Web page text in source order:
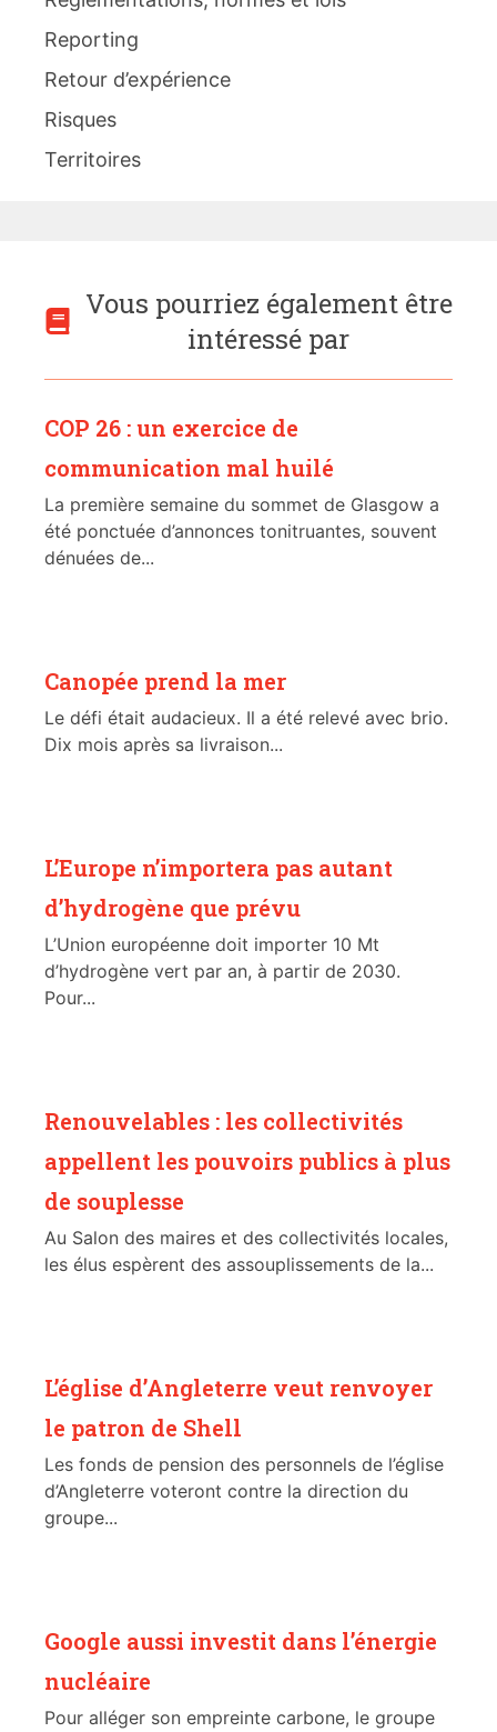
Reporting
Retour d’expérience
Risques
Territoires
Vous pourriez également être
intéressé par
COP 26 : un exercice de
communication mal huilé
La première semaine du sommet de Glasgow a
été ponctuée d’annonces tonitruantes, souvent
dénuées de...
Canopée prend la mer
Le défi était audacieux. Il a été relevé avec brio.
Dix mois après sa livraison...
L’Europe n’importera pas autant
d’hydrogène que prévu
L’Union européenne doit importer 10 Mt
d’hydrogène vert par an, à partir de 2030.
Pour...
Renouvelables : les collectivités
appellent les pouvoirs publics à plus
de souplesse
Au Salon des maires et des collectivités locales,
les élus espèrent des assouplissements de la...
L’église d’Angleterre veut renvoyer
le patron de Shell
Les fonds de pension des personnels de l’église
d’Angleterre voteront contre la direction du
groupe...
Google aussi investit dans l’énergie
nucléaire
Pour alléger son empreinte carbone, le groupe